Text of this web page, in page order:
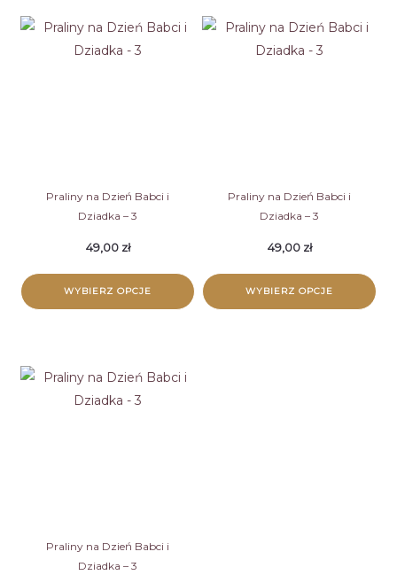
Praliny na Dzień Babci i
Dziadka – 3
49,00 zł
WYBIERZ OPCJE
Praliny na Dzień Babci i
Dziadka – 3
49,00 zł
WYBIERZ OPCJE
Praliny na Dzień Babci i
Dziadka – 3